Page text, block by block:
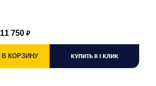
11 750 ₽
В КОРЗИНУ КУПИТЬ В 1 КЛИК